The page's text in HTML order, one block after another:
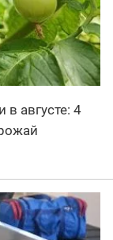
в августе: 4